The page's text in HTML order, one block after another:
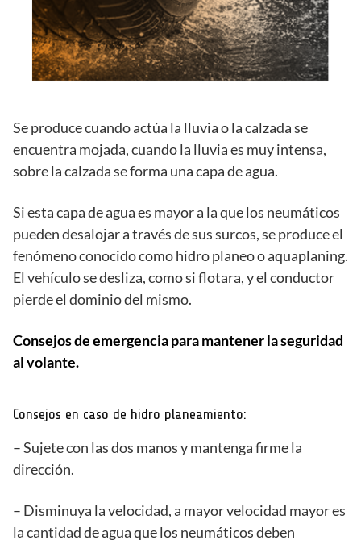
Se produce cuando actúa la lluvia o la calzada se
encuentra mojada, cuando la lluvia es muy intensa,
sobre la calzada se forma una capa de agua.
Si esta capa de agua es mayor a la que los neumáticos
pueden desalojar a través de sus surcos, se produce el
fenómeno conocido como hidro planeo o aquaplaning.
El vehículo se desliza, como si flotara, y el conductor
pierde el dominio del mismo.
Consejos de emergencia para mantener la seguridad
al volante.
Consejos en caso de hidro planeamiento:
– Sujete con las dos manos y mantenga firme la
dirección.
– Disminuya la velocidad, a mayor velocidad mayor es
la cantidad de agua que los neumáticos deben